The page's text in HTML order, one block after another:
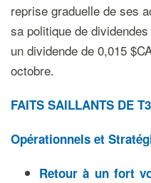
reprise graduelle de ses
sa politique de
un dividende de 0,015
octobre.
FAITS SAILLANTS DE T3
Opérationnels et Str
Retour à unfort